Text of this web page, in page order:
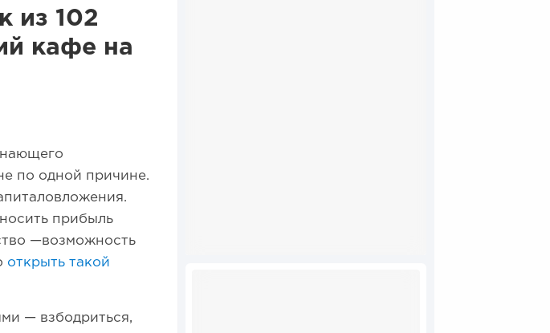
из 102
кафе на
по одной причине.
прибыль
—возможность
открыть такой
— взбодриться,